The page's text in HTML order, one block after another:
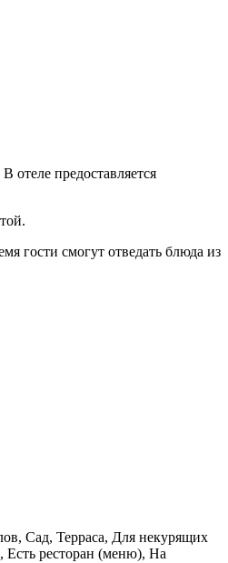
отеле предоставляется
гости смогут отведать блюда из
Сад, Терраса, Для некурящих
Есть ресторан (меню), На